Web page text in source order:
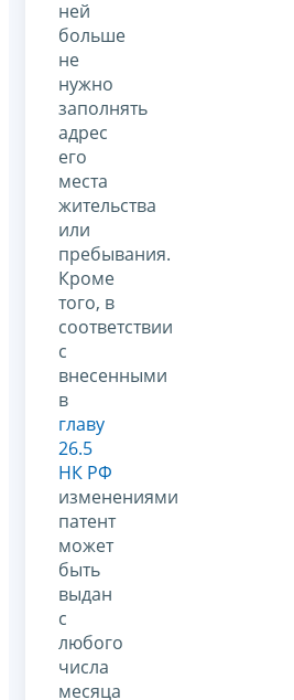
ней
больше
не
нужно
заполнять
адрес
его
места
жительства
или
пребывания.
Кроме
того, в
соответствии
с
внесенными
в
главу
26.5
НК РФ
изменениями
патент
может
быть
выдан
с
любого
числа
месяца